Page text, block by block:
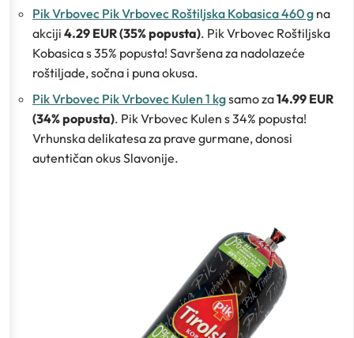
Pik Vrbovec Pik Vrbovec Roštiljska Kobasica 460 g na
akciji 4.29 EUR (35% popusta). Pik Vrbovec Roštiljska
Kobasica s 35% popusta! Savršena za nadolazeće
roštiljade, sočna i puna okusa.
Pik Vrbovec Pik Vrbovec Kulen 1 kgsamo za14.99 EUR
(34% popusta). Pik Vrbovec Kulen s 34% popusta!
Vrhunska delikatesa za prave gurmane, donosi
autentičan okus Slavonije.